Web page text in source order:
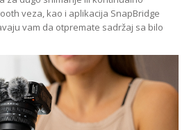
veza, kao i aplikacija SnapBridge
vam da otpremate sadržaj sa bilo